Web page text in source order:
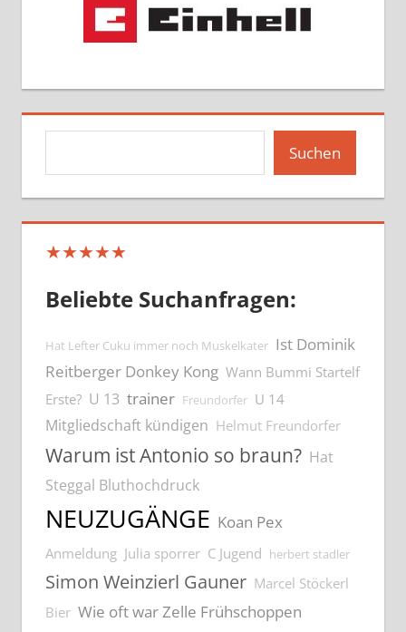
Suchen
★★★★★
Beliebte Suchanfragen:
Hat Lefter Cuku immer noch Muskelkater Ist Dominik
Reitberger Donkey Kong Wann Bummi Startelf
Erste? U 13 trainer Freundorfer U 14
Mitgliedschaft kündigen Helmut Freundorfer
Warum ist Antonio so braun? Hat
Steggal Bluthochdruck
NEUZUGÄNGE Koan Pex
Anmeldung Julia sporrer C Jugend herbert stadler
Simon Weinzierl Gauner Marcel Stöckerl
Bier Wie oft war Zelle Frühschoppen